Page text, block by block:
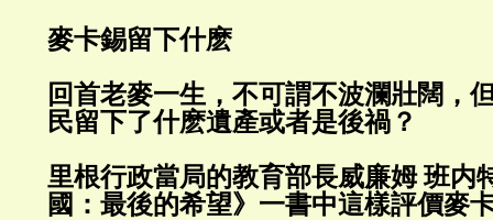
麥卡錫留下什麽
回首老麥一生，不可謂不波瀾壯闊，
民留下了什麽遺產或者是後禍？
里根行政當局的教育部長威廉姆 班内
國：最後的希望》一書中這樣評價麥